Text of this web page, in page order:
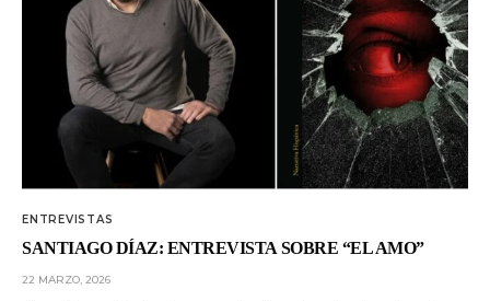
ENTREVISTAS
SANTIAGO DÍAZ: ENTREVISTA SOBRE “EL AMO”
22 MARZO, 2026